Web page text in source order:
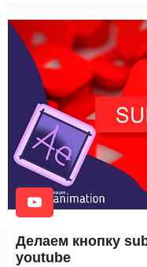
Делаем кнопку
youtube